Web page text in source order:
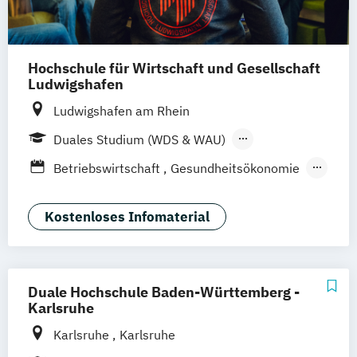
BWL | Versicherungen
BWL | Wirtschaftsprüfung
Soziale Arbeit & Management & Coaching
Hochschule für Wirtschaft und Gesellschaft
Ludwigshafen
Ludwigshafen am Rhein
Duales Studium (WDS & WAU)
Berufsbegleitendes Präsenzstudium
Betriebswirtschaft
Gesundheitsökonomie
Hebammenwissenschaft
International Business Administration
Logistik Pflege
Gesundheitswesen - Health Care
Kostenloses Infomaterial
Duale Hochschule Baden-Württemberg -
Karlsruhe
Karlsruhe Karlsruhe